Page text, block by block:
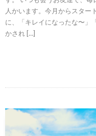
人かいます。今月からスター
に、「キレイになったな〜」
かされ […]